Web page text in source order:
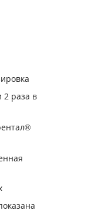
2 раза в